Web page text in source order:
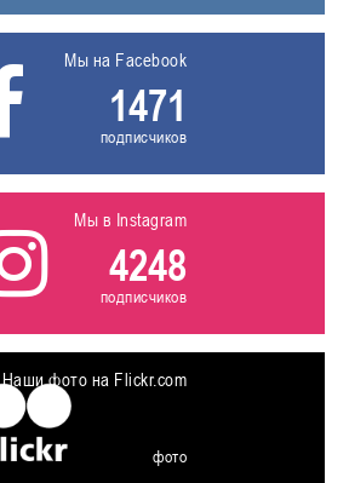
Мы на Facebook
1471
подписчиков
Мы в Instagram
4248
подписчиков
Наши фото на Flickr.com
фото